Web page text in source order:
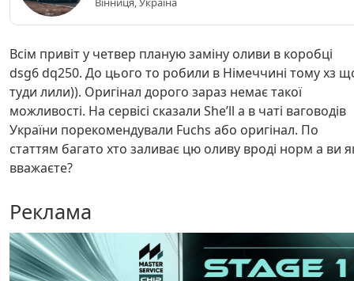
Всім привіт у четвер планую заміну оливи в коробці
dsg6 dq250. До цього то робили в Німеччині тому хз
туди лили)). Оригінал дорого зараз немає такої
можливості. На сервісі сказали She’ll а в чаті ваговодів
України порекомендували Fuchs або оригінал. По
статтям багато хто заливає цю оливу вроді норм а ви
вважаєте?
Реклама